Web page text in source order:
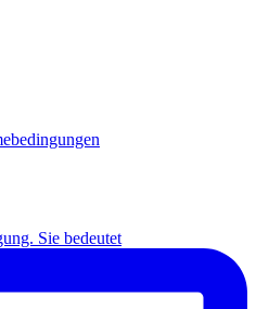
Sie bedeutet